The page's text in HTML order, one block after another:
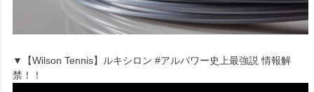
▼【Wilson Tennis】ルキシロン #アルパワー史上最強説 情報解
禁！！